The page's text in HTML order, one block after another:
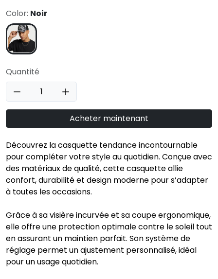
Color: Noir
Quantité
Acheter maintenant
Découvrez la casquette tendance incontournable
pour compléter votre style au quotidien. Conçue avec
des matériaux de qualité, cette casquette allie
confort, durabilité et design moderne pour s’adapter
à toutes les occasions.
Grâce à sa visière incurvée et sa coupe ergonomique,
elle offre une protection optimale contre le soleil tout
en assurant un maintien parfait. Son système de
réglage permet un ajustement personnalisé, idéal
pour un usage quotidien.